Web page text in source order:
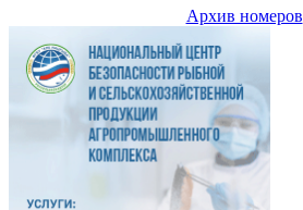
Архив номеров